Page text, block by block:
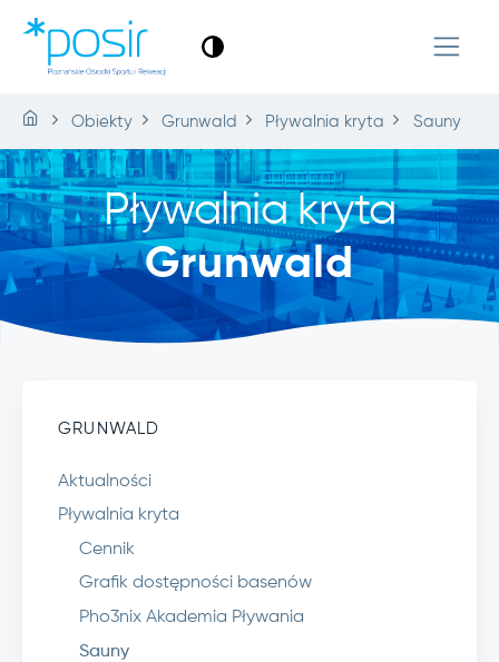
Obiekty Grunwald Pływalnia kryta Sauny
Pływalnia kryta
Grunwald
GRUNWALD
Aktualności
Pływalnia kryta
Cennik
Grafik dostępności basenów
Pho3nix Akademia Pływania
Sauny